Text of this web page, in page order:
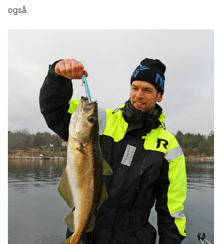
også.